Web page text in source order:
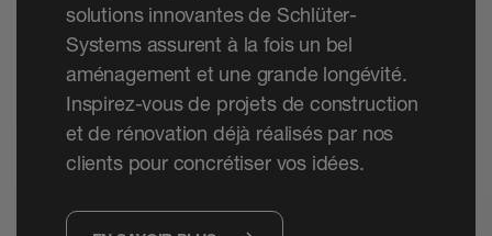
solutions innovantes de Schlüter-
Systems assurent à la fois un bel
aménagement et une grande longévité.
Inspirez-vous de projets de construction
et de rénovation déjà réalisés par nos
clients pour concrétiser vos idées.